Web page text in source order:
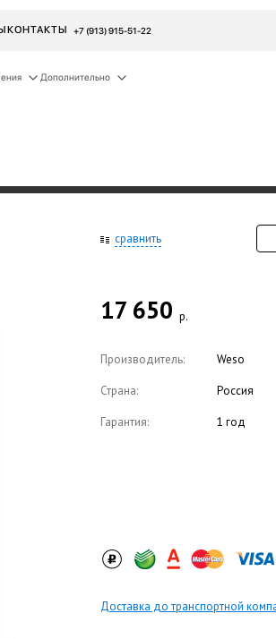
КОНТАКТЫ +7 (913) 915-51-22
Дополнительно
сравнить
17 650 р.
Производитель: Weso
Страна: Россия
Гарантия: 1 год
Доставка до транспортной